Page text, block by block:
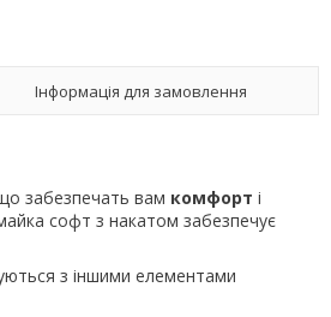
Інформація для замовлення
забезпечать вам комфорт і
софт з накатом забезпечує
з іншими елементами